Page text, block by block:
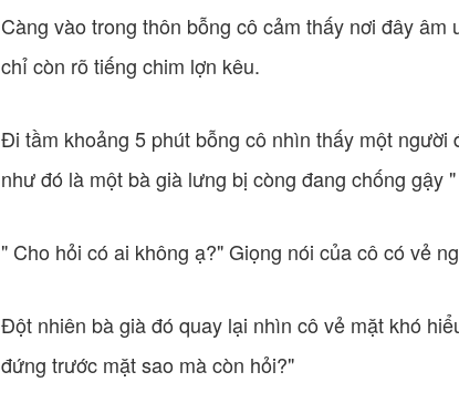
Càng vào trong thôn bỗng cô cảm thấy nơi đây
chỉ còn rõ tiếng chim lợn kêu.
Đi tầm khoảng 5 phút bỗng cô nhìn thấy một
như đó là một bà già lưng bị còng đang chống gậy
" Cho hỏi có ai không ạ?" Giọng nói của cô có vẻ
Đột nhiên bà già đó quay lại nhìn cô vẻ mặt khó
đứng trước mặt sao mà còn hỏi?"